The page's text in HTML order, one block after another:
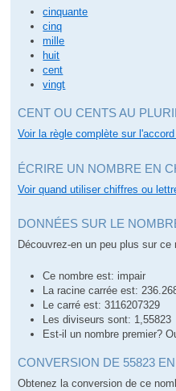
cinquante
cinq
mille
huit
cent
vingt
CENT OU CENTS AU
Voir la règle complète sur
ÉCRIRE UN NOMBRE EN
Voir quand utiliser chiffres ou
DONNÉES SUR LE
Découvrez-en un peu plus sur ce
Ce nombre est: impair
La racine carrée est:
Le carré est: 3116207329
Les diviseurs sont: 1,55823
Est-il un nombre premier?
CONVERSION DE 55823
Obtenez la conversion de ce